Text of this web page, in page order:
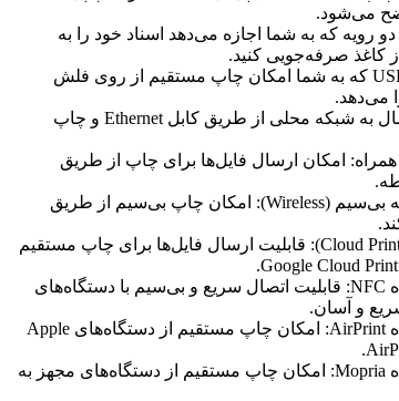
می‌شود.
رویه که به شما اجازه می‌دهد اسناد خود را به
کاغذ صرفه‌جویی کنید.
درگاه USB: دارای درگاه USB که به شما امکان چاپ مستقیم از روی فلش
شبکه Ethernet: قابلیت اتصال به شبکه محلی از طریق کابل Ethernet و چاپ
امکان ارسال فایل‌ها برای چاپ از طریق
قابلیت چاپ از طریق شبکه بی‌سیم (Wireless): امکان چاپ بی‌سیم از طریق
قابلیت چاپ از طریق ابر (Cloud Print): قابلیت ارسال فایل‌ها برای چاپ مستقیم
قابلیت چاپ از طریق درگاه NFC: قابلیت اتصال سریع و بی‌سیم با دستگاه‌های
قابلیت چاپ از طریق درگاه AirPrint: امکان چاپ مستقیم از دستگاه‌های Apple
قابلیت چاپ از طریق درگاه Mopria: امکان چاپ مستقیم از دستگاه‌های مجهز به